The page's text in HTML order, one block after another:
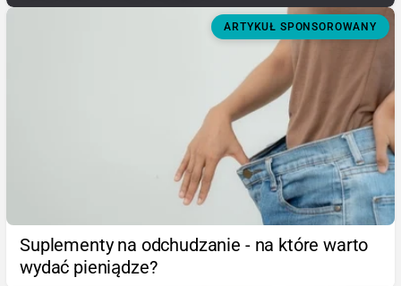
ARTYKUŁ SPONSOROWANY
Suplementy na odchudzanie - na które warto
wydać pieniądze?